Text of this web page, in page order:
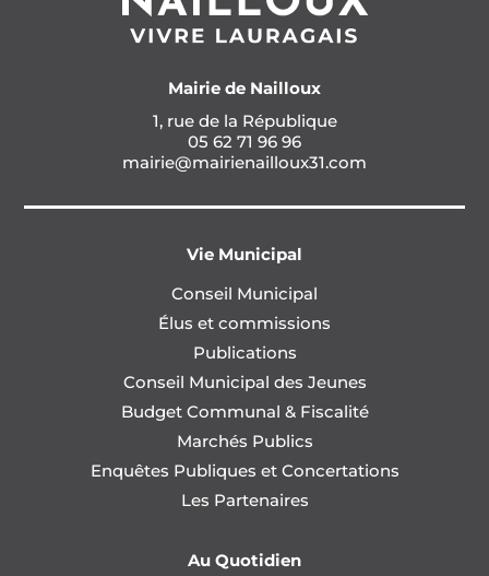
Mairie de Nailloux
1, rue de la République
05 62 71 96 96
mairie@mairienailloux31.com
Vie Municipal
Conseil Municipal
Élus et commissions
Publications
Conseil Municipal des Jeunes
Budget Communal & Fiscalité
Marchés Publics
Enquêtes Publiques et Concertations
Les Partenaires
Au Quotidien